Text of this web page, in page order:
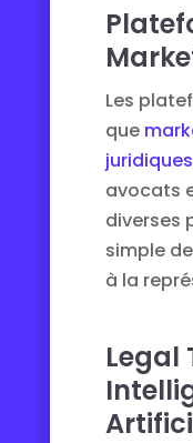
Les
que
juridiques
avocats
diverses
simple
à la
Legal